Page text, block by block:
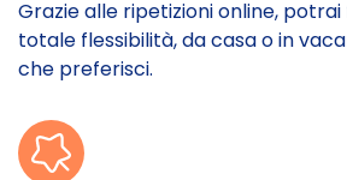
Grazie alle ripetizioni online,
totale flessibilità, da casa o in
che preferisci.